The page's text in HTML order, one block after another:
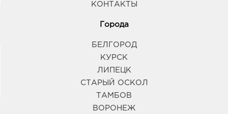
КОНТАКТЫ
Города
БЕЛГОРОД
КУРСК
ЛИПЕЦК
СТАРЫЙ ОСКОЛ
ТАМБОВ
ВОРОНЕЖ